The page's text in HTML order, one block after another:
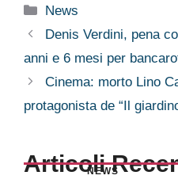
Categorie
News
Denis Verdini, pena
anni e 6 mesi per
Cinema: morto Lino
protagonista de “Il
ArticoliNEWS